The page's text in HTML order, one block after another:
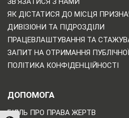
ЯК ДІСТАТИСЯ ДО МІСЦЯ
ДИВІЗІОНИ ТА ПІДРОЗДІЛИ
ПРАЦЕВЛАШТУВАННЯ ТА
ЗАПИТ НА ОТРИМАННЯ
ПОЛІТИКА КОНФІДЕНЦІЙНОСТІ
ДОПОМОГА
БІЛЛЬ ПРО ПРАВА ЖЕРТВ